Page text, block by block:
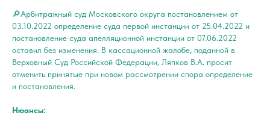
🔎Арбитражный суд Московского округа постановлением от
03.10.2022 определение суда первой инстанции от 25.04.2022 и
постановление суда апелляционной инстанции от 07.06.2022
оставил без изменения. В кассационной жалобе, поданной в
Верховный Суд Российской Федерации, Ляпков В.А. просит
отменить принятые при новом рассмотрении спора определение
и постановления.
Нюансы: